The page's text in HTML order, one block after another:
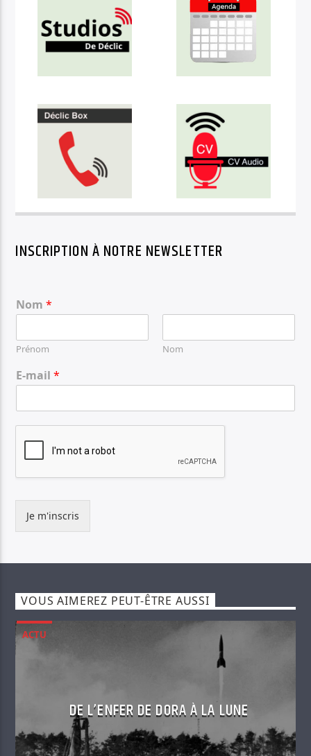
INSCRIPTION À NOTRE NEWSLETTER
Nom*
Prénom Nom
E-mail*
Je m'inscris
VOUS AIMEREZ PEUT-ÊTRE AUSSI
ACTU
DE L’ENFER DE DORA À LA LUNE